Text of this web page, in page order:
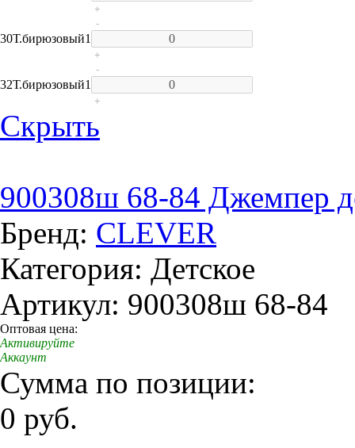
+
30Т.бирюзовый1
-
+
32Т.бирюзовый1
-
+
Скрыть
900308ш 68-84 Джемпер
Бренд: CLEVER
Категория: Детское
Артикул: 900308ш 68-84
Оптовая цена:
Активируйте
Аккаунт
Сумма по позиции:
0 руб.